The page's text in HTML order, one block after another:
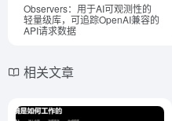
Observers：用于AI可观测性的
轻量级库，可追踪OpenAI兼容的
API请求数据
相关文章